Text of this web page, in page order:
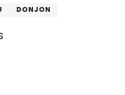
DONJON